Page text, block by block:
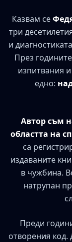
Казвам се
три
и
През
изпитвания
едно:
Автор съм
областта на
са
издаваните
в чужбина.
натрупан
Преди
отворения